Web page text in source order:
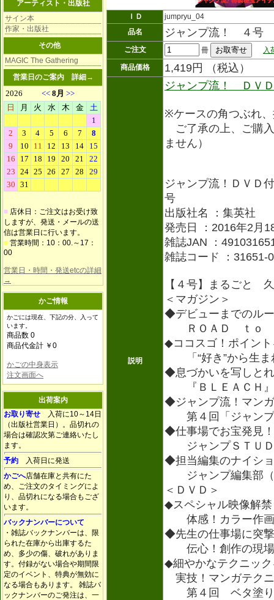
アーティスト・出版社
サイン本
作家・出版社
その他
MAGIC The Gathering
営業日のご案内 詳細→
■ 店休日：ご注文はお受け致
しますが、発送・メールの送
信は営業日に行います。
■ 営業時間：10：00.～17：
00
営業日・時間・発送etcの詳細
→
かご情報
かごには現在、下記の分、入って
います。
商品数 0
商品代金計 ￥0
かごの中身表示
注文画面へ
出荷案内
お取り寄せ 入荷に10～14日
（出版社営業日）。品切れの
場合は確認次第ご連絡いたし
ます。
予約 入荷日に発送
かごへ店舗在庫と共有にた
め、ご注文のタイミングによ
り、品切れになる場合もござ
います。
バックナンバーについて
・雑誌バックナンバーは、限
られた在庫から出庫するた
め、多少の傷、破れがありま
す。付録がない場合や期間限
定のイベント、特典が無効に
なる場合もあります。 雑誌バ
ックナンバーのご発注は、一
ＩＤ
jumpryu_04
品名
ジャンプ流！ ４号
ご注文 冊
入
商品価格
1,419円 （税込）
説明
ジャンプ流！ ＤＶ
※ケースの角つぶれ
ご了承の上、ご購
ません）
ジャンプ流！ＤＶＤ
号
出版社名 ：集英社
発売日 ：2016年2月
雑誌JAN ：
雑誌コード ：31651-
【４号】まるごと
＜マガジン＞
◆デビューまでのル
ＲＯＡＤ ｔｏ Ｊ
◆ココスゴ！ポイン
「“好き”から生ま
◆息づかいを写しと
『ＢＬＥＡＣＨ』
◆ジャンプ流！マン
第４回「ジャンプ
◆仕事場でお宝発見！
ジャンプＳＴＵＤ
◆担当編集のナイシ
ジャンプ編集部（
＜ＤＶＤ＞
◆スペシャル映像解
体感！カラー作画
◆先生の仕事場に突
伝心！創作の現場
◆細やかなテクニッ
実技！マンガテク
第４回 ベタ塗り